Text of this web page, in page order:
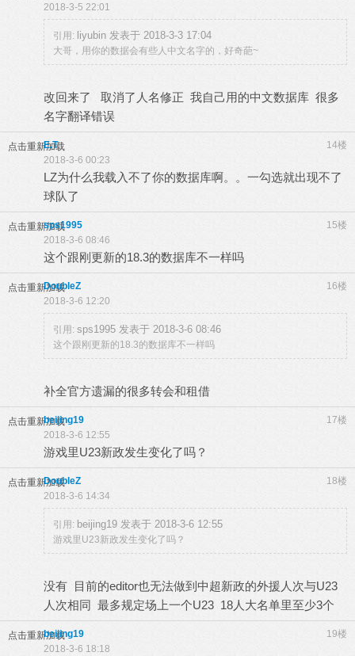
2018-3-5 22:01
引用: liyubin 发表于 2018-3-3 17:04
大哥，用你的数据会有些人中文名字的，好奇葩~
改回来了 取消了人名修正 我自己用的中文数据库 很多
名字翻译错误
点击重新加载 14楼
E.T
2018-3-6 00:23
LZ为什么我载入不了你的数据库啊。。一勾选就出现不了
球队了
点击重新加载 15楼
sps1995
2018-3-6 08:46
这个跟刚更新的18.3的数据库不一样吗
点击重新加载 16楼
DoubleZ
2018-3-6 12:20
引用: sps1995 发表于 2018-3-6 08:46
这个跟刚更新的18.3的数据库不一样吗
补全官方遗漏的很多转会和租借
点击重新加载 17楼
beijing19
2018-3-6 12:55
游戏里U23新政发生变化了吗？
点击重新加载 18楼
DoubleZ
2018-3-6 14:34
引用: beijing19 发表于 2018-3-6 12:55
游戏里U23新政发生变化了吗？
没有 目前的editor也无法做到中超新政的外援人次与U23
人次相同 最多规定场上一个U23 18人大名单里至少3个
点击重新加载 19楼
beijing19
2018-3-6 18:18